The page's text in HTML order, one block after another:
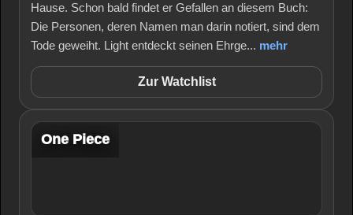
Hause. Schon bald findet er Gefallen an diesem Buch:
Die Personen, deren Namen man darin notiert, sind dem
Tode geweiht. Light entdeckt seinen Ehrge... mehr
Zur Watchlist
One Piece